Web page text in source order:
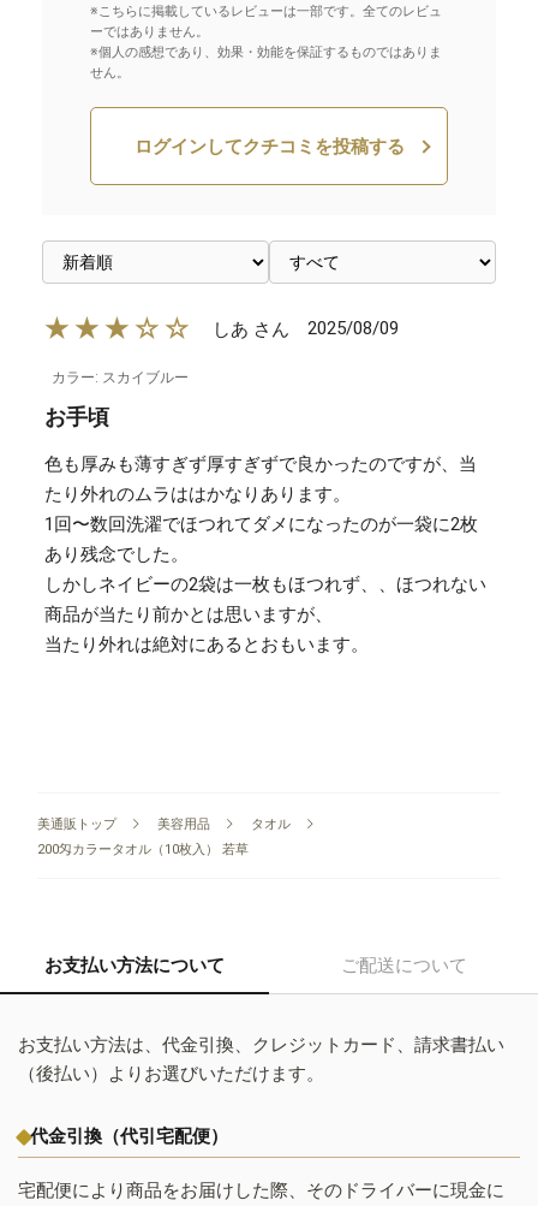
※こちらに掲載しているレビューは一部です。全てのレビュ
ーではありません。
※個人の感想であり、効果・効能を保証するものではありま
せん。
ログインしてクチコミを投稿する
★★★☆☆ しあ さん 2025/08/09
カラー: スカイブルー
お手頃
色も厚みも薄すぎず厚すぎずで良かったのですが、当
たり外れのムラははかなりあります。
1回〜数回洗濯でほつれてダメになったのが一袋に2枚
あり残念でした。
しかしネイビーの2袋は一枚もほつれず、、ほつれない
商品が当たり前かとは思いますが、
当たり外れは絶対にあるとおもいます。
美通販トップ 美容用品
タオル
200匁カラータオル（10枚入） 若草
お支払い方法について ご配送について
お支払い方法は、代金引換、クレジットカード、請求書払い
（後払い）よりお選びいただけます。
代金引換（代引宅配便）
宅配便により商品をお届けした際、そのドライバーに現金に